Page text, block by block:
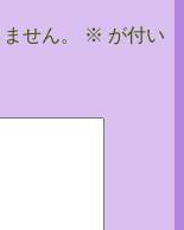
せん。 ※ が付い